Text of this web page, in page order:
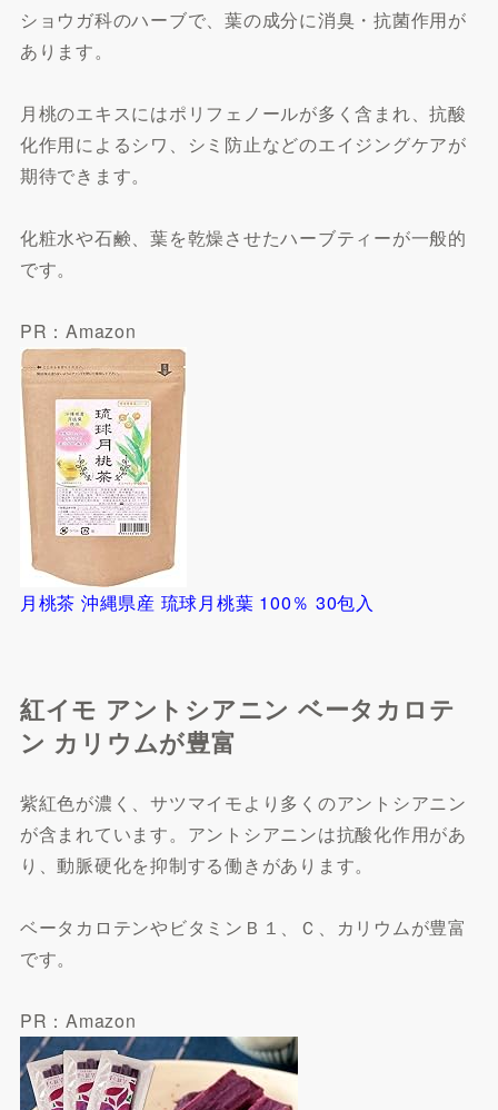
ショウガ科のハーブで、葉の成分に消臭・抗菌作用が
あります。
月桃のエキスにはポリフェノールが多く含まれ、抗酸
化作用によるシワ、シミ防止などのエイジングケアが
期待できます。
化粧水や石鹸、葉を乾燥させたハーブティーが一般的
です。
PR：Amazon
月桃茶 沖縄県産 琉球月桃葉 100％ 30包入
紅イモ アントシアニン ベータカロテ
ン カリウムが豊富
紫紅色が濃く、サツマイモより多くのアントシアニン
が含まれています。アントシアニンは抗酸化作用があ
り、動脈硬化を抑制する働きがあります。
ベータカロテンやビタミンＢ１、Ｃ、カリウムが豊富
です。
PR：Amazon